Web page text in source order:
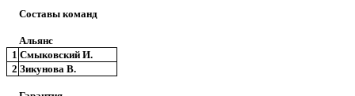
Составы команд
Альянс
1 Смыковский И.
2 Зикунова В.